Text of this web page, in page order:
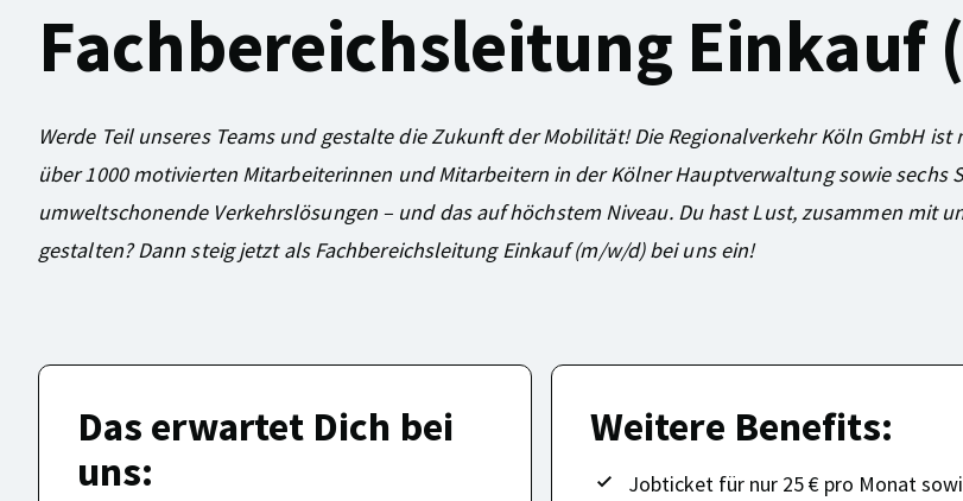
Fachbereichsleitung Einkauf
Werde Teil unseres Teams und gestalte die Zukunft der Mobilität! Die Regionalverkehr Köln GmbH
über 1000 motivierten Mitarbeiterinnen und Mitarbeitern in der Kölner Hauptverwaltung sowie
umweltschonende Verkehrslösungen – und das auf höchstem Niveau. Du hast Lust, zusammen mit
gestalten? Dann steig jetzt als Fachbereichsleitung Einkauf (m/w/d) bei uns ein!
Das erwartet Dich bei
uns:
Weitere Benefits:
Jobticket für nur 25 € pro Monat